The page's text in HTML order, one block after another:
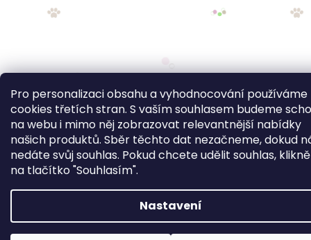
Pro personalizaci obsahu a vyhodnocování používáme
cookies třetích stran. S vaším souhlasem budeme
na webu i mimo něj zobrazovat relevantnější nabídky
našich produktů. Sběr těchto dat nezačneme, dokud
nedáte svůj souhlas. Pokud chcete udělit souhlas,
na tlačítko "Souhlasím".
Nastavení